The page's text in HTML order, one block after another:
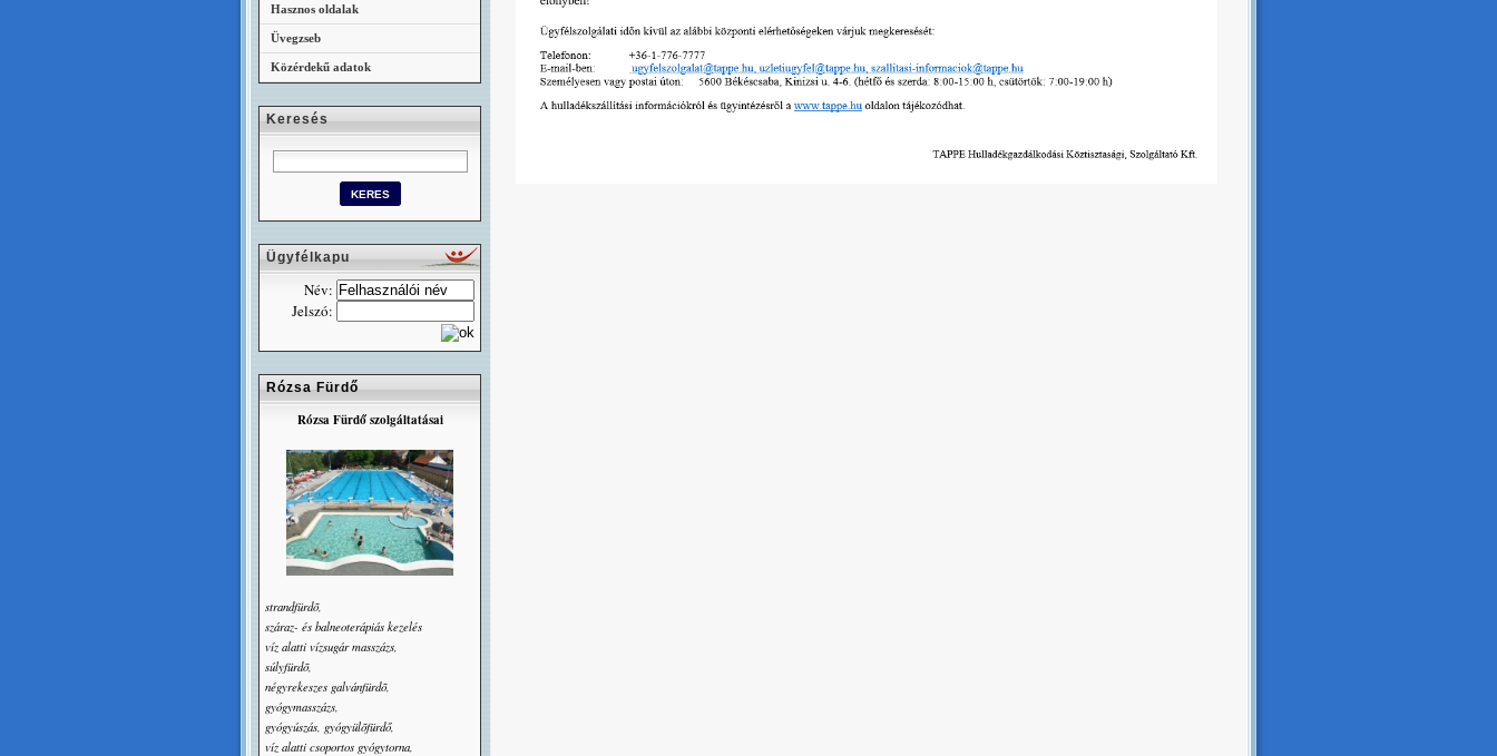
Hasznos oldalak
Üvegzseb
Közérdekű adatok
Keresés
Ügyfélkapu
Név:
Jelszó:
Rózsa Fürdő
Rózsa Fürdő szolgáltatásai
strandfürdõ,
száraz- és balneoterápiás kezelés
víz alatti vízsugár masszázs,
súlyfürdõ,
négyrekeszes galvánfürdõ,
gyógymasszázs,
gyógyúszás, gyógyülõfürdő,
víz alatti csoportos gyógytorna,